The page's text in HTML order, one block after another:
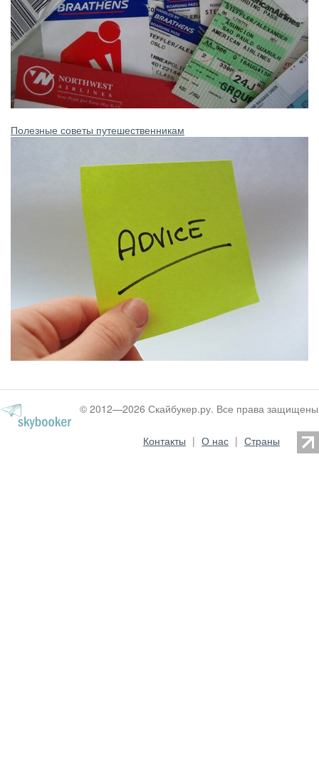
Полезные советы путешественникам
© 2012—2026 Скайбукер.ру. Все права защищены
Контакты | О нас | Страны